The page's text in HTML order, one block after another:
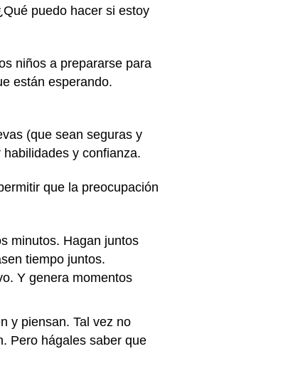
puedo hacer si estoy
niños a prepararse para
están esperando.
(que sean seguras y
y confianza.
que la preocupación
minutos. Hagan juntos
tiempo juntos.
Y genera momentos
y piensan. Tal vez no
Pero hágales saber que